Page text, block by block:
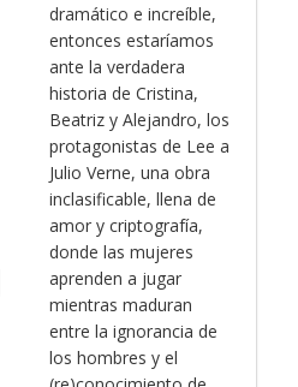
dramático e increíble,
entonces estaríamos
ante la verdadera
historia de Cristina,
Beatriz y Alejandro, los
protagonistas de Lee a
Julio Verne, una obra
inclasificable, llena de
amor y criptografía,
donde las mujeres
aprenden a jugar
mientras maduran
entre la ignorancia de
los hombres y el